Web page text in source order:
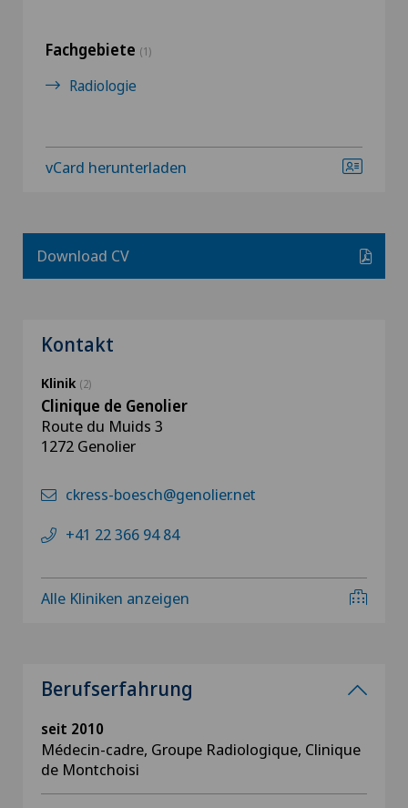
Fachgebiete (1)
Radiologie
vCard herunterladen
Download CV
Kontakt
Klinik (2)
Clinique de Genolier
Route du Muids 3
1272 Genolier
ckress-boesch@genolier.net
+41 22 366 94 84
Alle Kliniken anzeigen
Berufserfahrung
seit 2010
Médecin-cadre, Groupe Radiologique, Clinique
de Montchoisi